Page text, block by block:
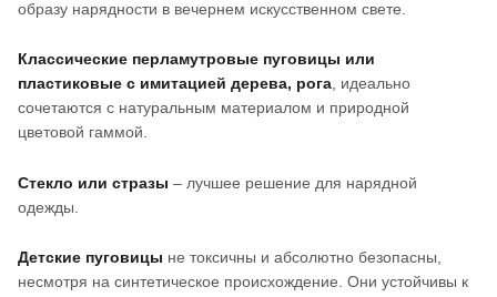
образу нарядности в вечернем искусственном свете.
Классические перламутровые пуговицы или
пластиковые с имитацией дерева, рога, идеально
сочетаются с натуральным материалом и природной
цветовой гаммой.
Стекло или стразы – лучшее решение для нарядной
одежды.
Детские пуговицы не токсичны и абсолютно безопасны,
несмотря на синтетическое происхождение. Они устойчивы к